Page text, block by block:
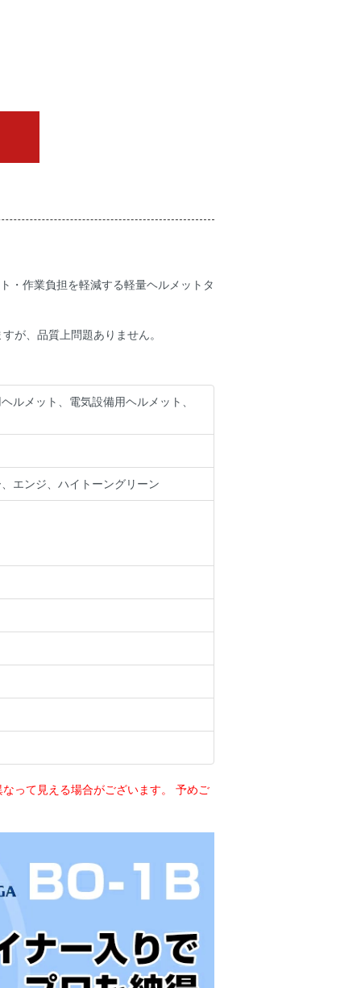
・作業負担を軽減する軽量ヘルメットタ
が、品質上問題ありません。
ルメット、電気設備用ヘルメット、
エンジ、ハイトーングリーン
って見える場合がございます。 予めご